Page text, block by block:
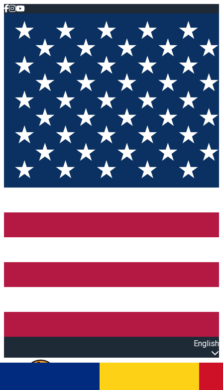
English